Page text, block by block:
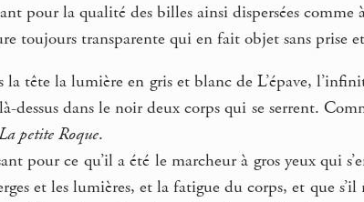
pour la qualité des billes ainsi dispersées comme
toujours transparente qui en fait objet sans prise
tête la lumière en gris et blanc de L’épave,
dessus dans le noir deux corps qui se serrent.
petite Roque.
pour ce qu’il a été le marcheur à gros yeux qui
et les lumières, et la fatigue du corps, et que